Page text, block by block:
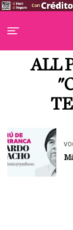
ALL